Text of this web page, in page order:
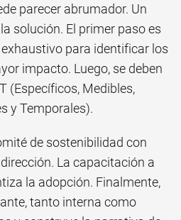
parecer abrumador. Un
solución. El primer paso es
para identificar los
impacto. Luego, se deben
(Específicos, Medibles,
y Temporales).
de sostenibilidad con
La capacitación a
la adopción. Finalmente,
tanto interna como